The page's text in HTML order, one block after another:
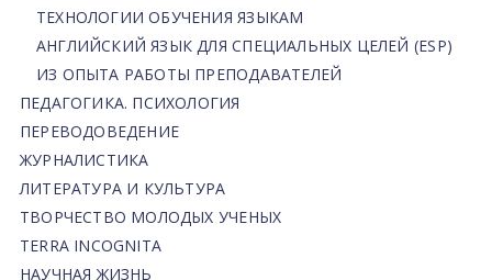
ТЕХНОЛОГИИ ОБУЧЕНИЯ ЯЗЫКАМ
АНГЛИЙСКИЙ ЯЗЫК ДЛЯ СПЕЦИАЛЬНЫХ ЦЕЛЕЙ (ESP)
ИЗ ОПЫТА РАБОТЫ ПРЕПОДАВАТЕЛЕЙ
ПЕДАГОГИКА. ПСИХОЛОГИЯ
ПЕРЕВОДОВЕДЕНИЕ
ЖУРНАЛИСТИКА
ЛИТЕРАТУРА И КУЛЬТУРА
ТВОРЧЕСТВО МОЛОДЫХ УЧЕНЫХ
TERRA INCOGNITA
НАУЧНАЯ ЖИЗНЬ